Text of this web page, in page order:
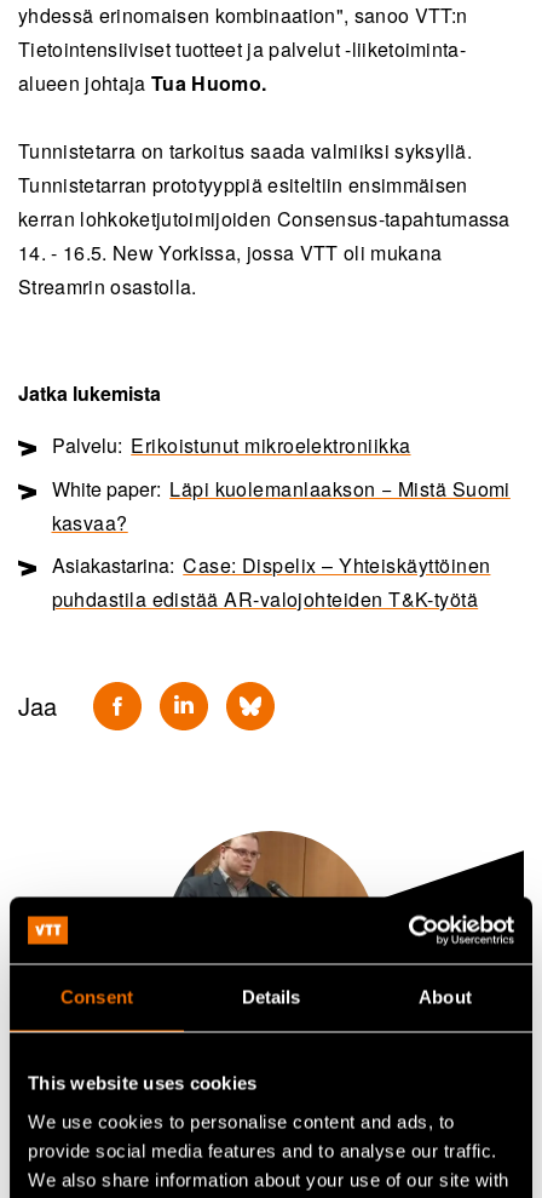
Consent Details About
This website uses cookies
We use cookies to personalise content and ads, to
provide social media features and to analyse our traffic.
We also share information about your use of our site with
yhdessä erinomaisen kombinaation", sanoo VTT:n
Tietointensiiviset tuotteet ja palvelut -liiketoiminta-
alueen johtaja Tua Huomo.
Tunnistetarra on tarkoitus saada valmiiksi syksyllä.
Tunnistetarran prototyyppiä esiteltiin ensimmäisen
kerran lohkoketjutoimijoiden Consensus-tapahtumassa
14. - 16.5. New Yorkissa, jossa VTT oli mukana
Streamrin osastolla.
Jatka lukemista
Palvelu: Erikoistunut mikroelektroniikka
White paper: Läpi kuolemanlaakson − Mistä Suomi
kasvaa?
Asiakastarina: Case: Dispelix – Yhteiskäyttöinen
puhdastila edistää AR-valojohteiden T&K-työtä
Jaa
Visa Vallivaara
Research Team Leader